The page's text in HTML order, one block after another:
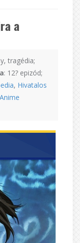
a
tragédia;
: 12? epizód;
, Hivatalos
Anime